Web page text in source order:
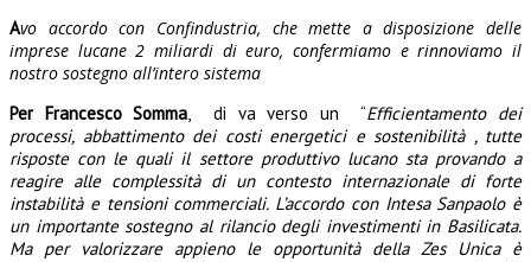
Avo accordo con Confindustria, che mette a disposizione delle
imprese lucane 2 miliardi di euro, confermiamo e rinnoviamo il
nostro sostegno all’intero sistema
Per Francesco Somma, di va verso un “Efficientamento dei
processi, abbattimento dei costi energetici e sostenibilità , tutte
risposte con le quali il settore produttivo lucano sta provando a
reagire alle complessità di un contesto internazionale di forte
instabilità e tensioni commerciali. L’accordo con Intesa Sanpaolo è
un importante sostegno al rilancio degli investimenti in Basilicata.
Ma per valorizzare appieno le opportunità della Zes Unica è